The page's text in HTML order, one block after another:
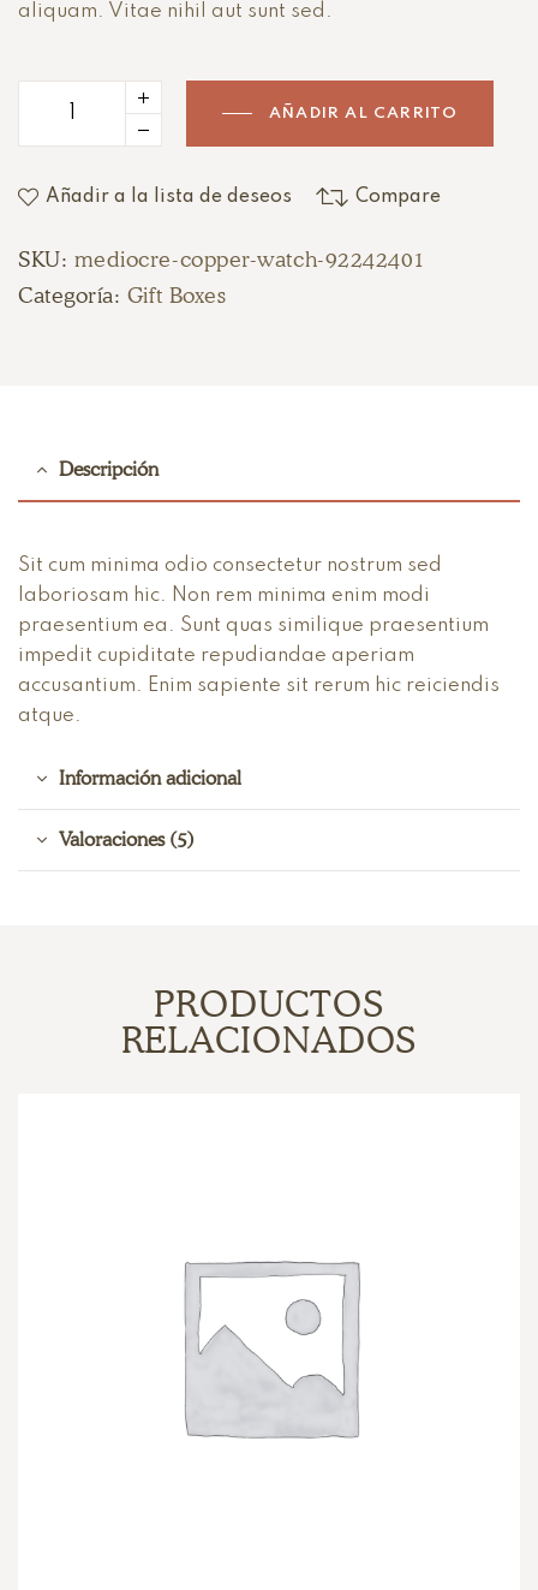
aliquam. Vitae nihil aut sunt sed.
AÑADIR AL CARRITO
Añadir a la lista de deseos Compare
SKU: mediocre-copper-watch-92242401
Categoría: Gift Boxes
Descripción
Sit cum minima odio consectetur nostrum sed
laboriosam hic. Non rem minima enim modi
praesentium ea. Sunt quas similique praesentium
impedit cupiditate repudiandae aperiam
accusantium. Enim sapiente sit rerum hic reiciendis
atque.
Información adicional
Valoraciones (5)
PRODUCTOS
RELACIONADOS